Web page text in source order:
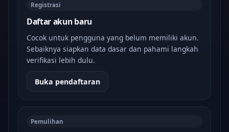
Registrasi
Daftar akun baru
Cocok untuk pengguna yang belum memiliki akun.
Sebaiknya siapkan data dasar dan pahami langkah
verifikasi lebih dulu.
Buka pendaftaran
Pemulihan